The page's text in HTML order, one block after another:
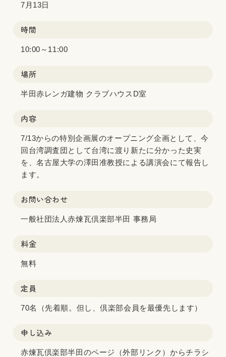
7月13日
時間
10:00～11:00
場所
半田赤レンガ建物 クラブハウスD室
内容
7/13からの特別企画展のオープニング企画として、今
回台湾調査団として台湾に渡り新たに分かった史実
を、名古屋大学の澤田准教授による講演会にて報告し
ます。
お問い合わせ
一般社団法人赤煉瓦倶楽部半田 事務局
料金
無料
定員
70名（先着順。但し、倶楽部会員を最優先します）
申し込み
赤煉瓦倶楽部半田のページ（外部リンク） からチラシ